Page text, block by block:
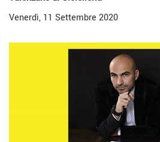
Venerdì, 11 Settembre 2020